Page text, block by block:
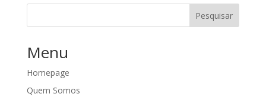
Pesquisar
Menu
Homepage
Quem Somos